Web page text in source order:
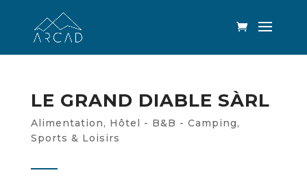
LE GRAND DIABLE SÀRL
Alimentation, Hôtel - B&B - Camping,
Sports & Loisirs